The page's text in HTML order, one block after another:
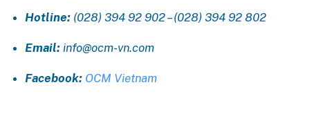
Hotline:(028) 394 92 902 – (028) 394 92 802
Email:info@ocm-vn.com
Facebook: OCM Vietnam